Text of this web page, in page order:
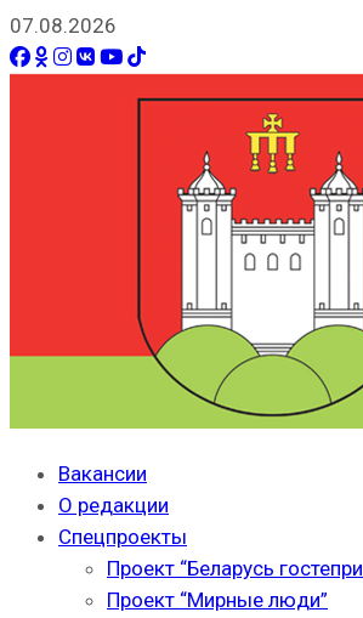
07.08.2026
Вакансии
О редакции
Спецпроекты
Проект “Беларусь
Проект “Мирные люди”